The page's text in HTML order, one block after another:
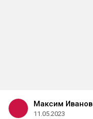
Максим Иванов
11.05.2023